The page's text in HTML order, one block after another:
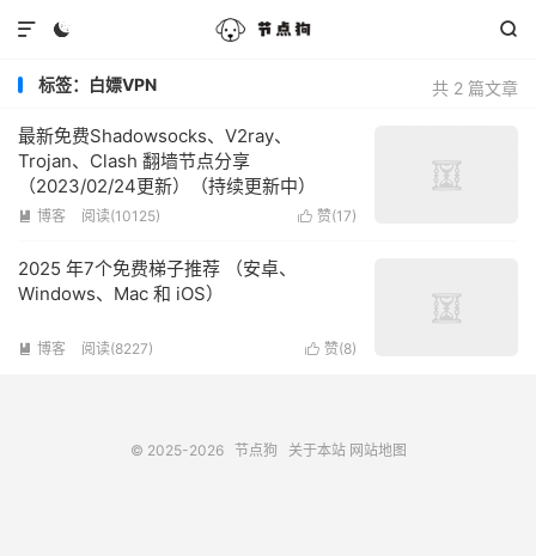
 

共 2 篇文章
标签：白嫖VPN
最新免费Shadowsocks、V2ray、
Trojan、Clash 翻墙节点分享
（2023/02/24更新）（持续更新中）
 赞(17)
 博客 阅读(10125)
2025 年7个免费梯子推荐 （安卓、
Windows、Mac 和 iOS）
 赞(8)
 博客 阅读(8227)
© 2025-2026 节点狗 关于本站 网站地图